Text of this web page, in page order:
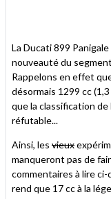
La Ducati 899
nouveauté du
Rappelons en effet
désormais 1299 cc
que la classification
réfutable...
Ainsi, les vieux
manqueront pas de
commentaires à lire
rend que 17 cc à la